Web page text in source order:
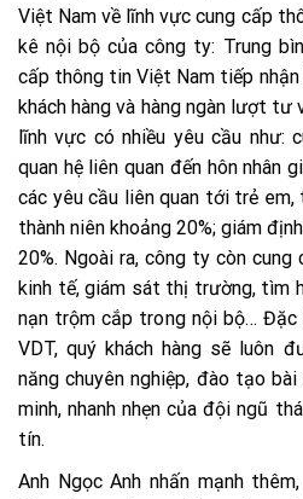
Việt Nam về lĩnh vực cung cấp
kê nội bộ của công ty: Trung
cấp thông tin Việt Nam tiếp
khách hàng và hàng ngàn lượt tư
lĩnh vực có nhiều yêu cầu như:
quan hệ liên quan đến hôn nhân
các yêu cầu liên quan tới trẻ
thành niên khoảng 20%; giám
20%. Ngoài ra, công ty còn cung
kinh tế, giám sát thị trường, tìm
nạn trộm cắp trong nội bộ…
VDT, quý khách hàng sẽ luôn
năng chuyên nghiệp, đào tạo
minh, nhanh nhẹn của đội ngũ
tín.
Anh Ngọc Anh nhấn mạnh